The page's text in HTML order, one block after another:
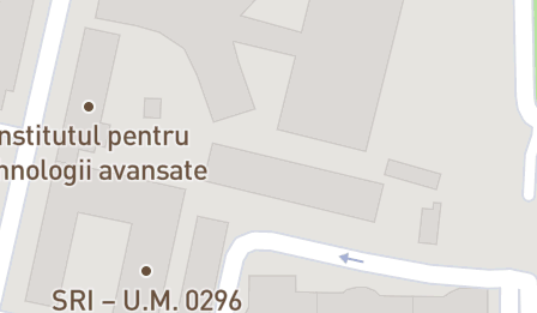
Vladi Săteanu - chitară bass
APOLODOR
este o producție Liberi Solis în colaborare cu Circul
Metropolitan București. Spectacolul este realizat cu susținerea
Grawe România, în parteneriat cu Radio Guerrilla și LP. StudioHub.
Mulțumiri pentru consiliere în LSR Fundației CODA Farmecul Tăcerii.
Liberi Solis
2025